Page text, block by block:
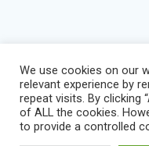
We use cookies on our
relevant experience by
repeat visits. By clicking
of ALL the cookies.
to provide a controlled